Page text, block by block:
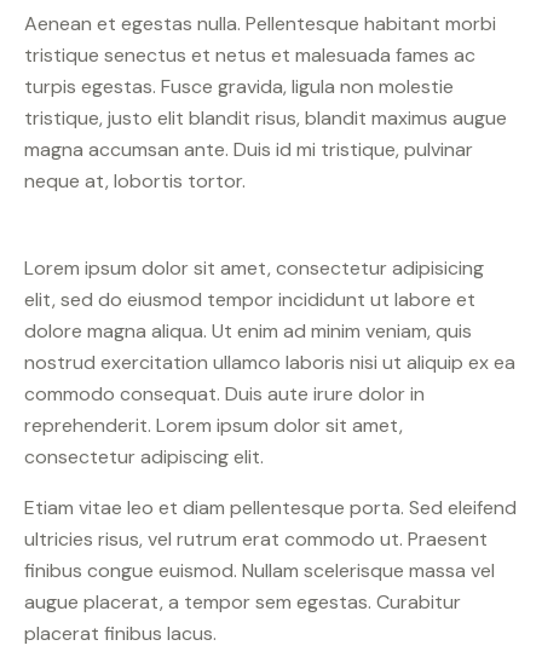
Aenean et egestas nulla. Pellentesque habitant morbi
tristique senectus et netus et malesuada fames ac
turpis egestas. Fusce gravida, ligula non molestie
tristique, justo elit blandit risus, blandit maximus augue
magna accumsan ante. Duis id mi tristique, pulvinar
neque at, lobortis tortor.
Lorem ipsum dolor sit amet, consectetur adipisicing
elit, sed do eiusmod tempor incididunt ut labore et
dolore magna aliqua. Ut enim ad minim veniam, quis
nostrud exercitation ullamco laboris nisi ut aliquip ex ea
commodo consequat. Duis aute irure dolor in
reprehenderit. Lorem ipsum dolor sit amet,
consectetur adipiscing elit.
Etiam vitae leo et diam pellentesque porta. Sed eleifend
ultricies risus, vel rutrum erat commodo ut. Praesent
finibus congue euismod. Nullam scelerisque massa vel
augue placerat, a tempor sem egestas. Curabitur
placerat finibus lacus.